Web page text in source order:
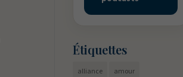
Étiquettes
alliance amour